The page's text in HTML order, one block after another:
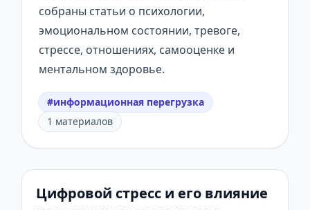
собраны статьи о психологии,
эмоциональном состоянии, тревоге,
стрессе, отношениях, самооценке и
ментальном здоровье.
#информационная перегрузка
1 материалов
Цифровой стресс и его влияние